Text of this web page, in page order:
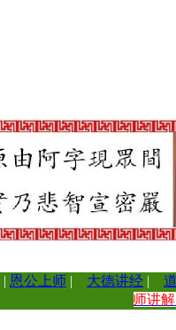
| 恩公上师 | 大德讲经 |
师讲